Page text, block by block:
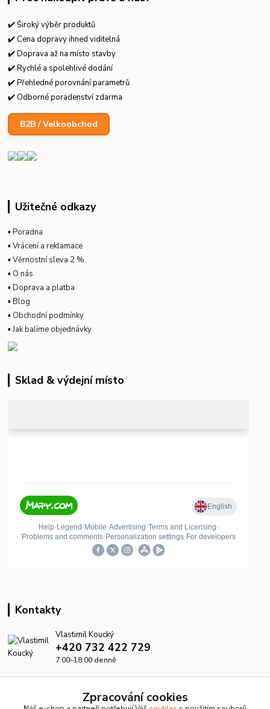
✔️ Široký výběr produktů
✔️ Cena dopravy ihned viditelná
✔️ Doprava až na místo stavby
✔️ Rychlé a spolehlivé dodání
✔️ Přehledné porovnání parametrů
✔️ Odborné poradenství zdarma
B2B / Velkoobchod
Užitečné odkazy
▪Poradna
▪Vrácení a reklamace
▪Věrnostní sleva 2 %
▪ O nás
▪Doprava a platba
▪Blog
▪ Obchodní podmínky
▪Jak balíme objednávky
Sklad & výdejní místo
Kontakty
Vlastimil Koucký
+420 732 422 729
7:00–18:00 denně
Zpracování cookies